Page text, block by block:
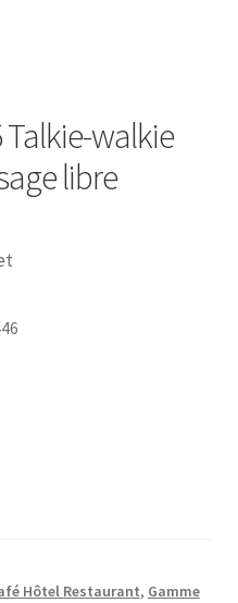
Talkie-walkie
libre
Hôtel Restaurant, Gamme